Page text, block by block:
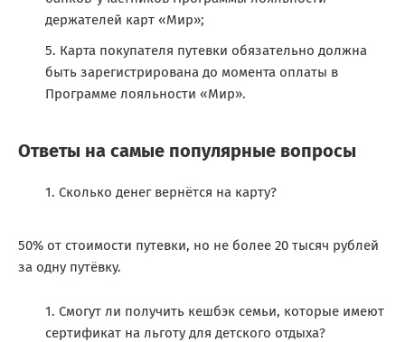
держателей карт «Мир»;
Карта покупателя путевки обязательно должна
быть зарегистрирована до момента оплаты в
Программе лояльности «Мир».
Ответы на самые популярные вопросы
Сколько денег вернётся на карту?
50% от стоимости путевки, но не более 20 тысяч рублей
за одну путёвку.
Смогут ли получить кешбэк семьи, которые имеют
сертификат на льготу для детского отдыха?